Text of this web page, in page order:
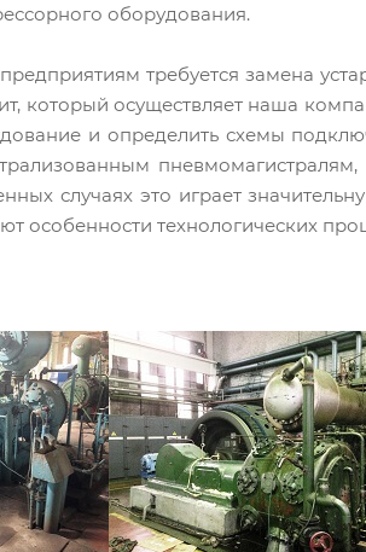
оборудования.
требуется замена
который осуществляет наша
и определить схемы
случаях это играет
особенности технологических